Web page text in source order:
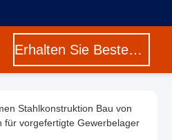
Erhalten Sie Besten Preis
Stahlkonstruktion Bau von
für vorgefertigte Gewerbelager